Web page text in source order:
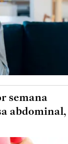
semana
abdominal,